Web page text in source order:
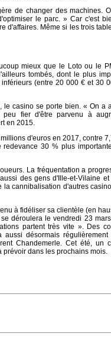
de changer des machines.
le parc. » Car c'est
d'affaires. Même si les trois
mieux que le Loto ou le
tombés, dont le plus
(entre 20 000 € et 30
le casino se porte bien. « On a
fier d'être parvenu à
en 2015.
d'euros en 2017, contre
30 % plus
La fréquentation a
des gens d'Ille-et-Vilaine
cannibalisation d'autres
à fidéliser sa clientèle (en
déroulera le vendredi 23
partent très vite ». Des
désormais régulièrement
Chandemerle. Cet été, un
prévoir dans les prochains mois.